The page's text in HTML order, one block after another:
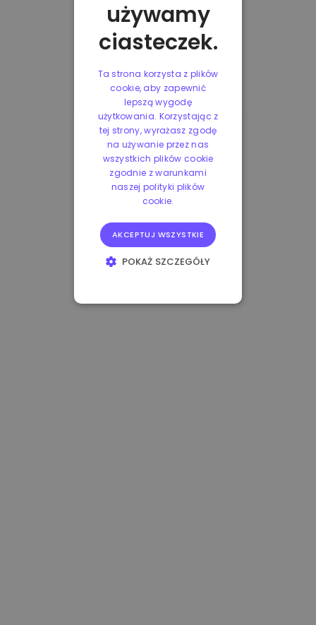
używamy
ciasteczek.
Ta strona korzysta z plików
cookie, aby zapewnić
lepszą wygodę
użytkowania. Korzystając z
tej strony, wyrażasz zgodę
na używanie przez nas
wszystkich plików cookie
zgodnie z warunkami
naszej polityki plików
cookie.
AKCEPTUJ WSZYSTKIE
POKAŻ SZCZEGÓŁY